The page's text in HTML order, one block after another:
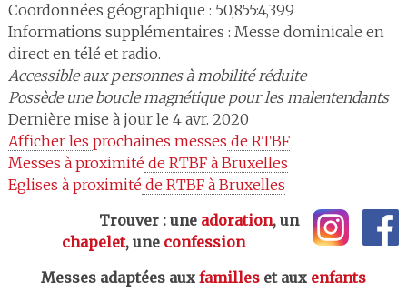
Coordonnées géographique : 50,855:4,399
Informations supplémentaires : Messe dominicale en
direct en télé et radio.
Accessible aux personnes à mobilité réduite
Possède une boucle magnétique pour les malentendants
Dernière mise à jour le 4 avr. 2020
Afficher les prochaines messes de RTBF
Messes à proximité de RTBF à Bruxelles
Eglises à proximité de RTBF à Bruxelles
Trouver : une adoration, un
chapelet, une confession
Messes adaptées aux familleset aux enfants